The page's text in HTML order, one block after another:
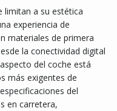
limitan a su estética
experiencia de
materiales de primera
la conectividad digital
del coche está
más exigentes de
del
en carretera,